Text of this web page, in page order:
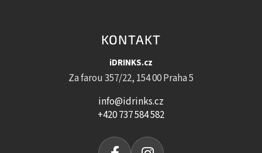
KONTAKT
iDRINKS.cz
Za farou 357/22, 154 00 Praha 5
info@idrinks.cz
+420 737 584 582